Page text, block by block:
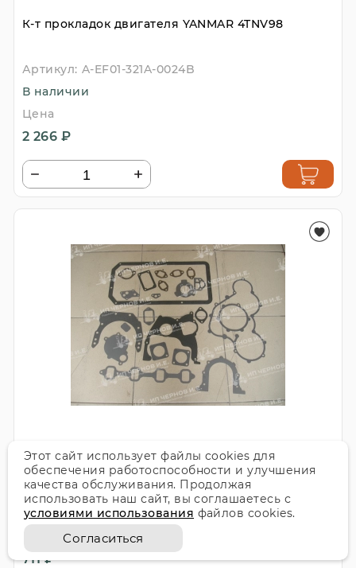
К-т прокладок двигателя YANMAR 4TNV98
Артикул: A-EF01-321A-0024B
В наличии
Цена
2 266 ₽
Артикул: A-EF01-586A-0042A
В наличии
711 ₽
Этот сайт использует файлы cookies для
обеспечения работоспособности и улучшения
качества обслуживания. Продолжая
использовать наш сайт, вы соглашаетесь с
условиями использования файлов cookies.
Согласиться